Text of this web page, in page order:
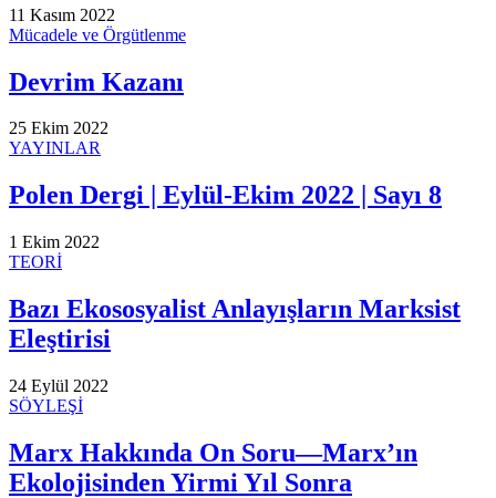
11 Kasım 2022
Mücadele ve Örgütlenme
Devrim Kazanı
25 Ekim 2022
YAYINLAR
Polen Dergi | Eylül-Ekim 2022 | Sayı 8
1 Ekim 2022
TEORİ
Bazı Ekososyalist Anlayışların Marksist
Eleştirisi
24 Eylül 2022
SÖYLEŞİ
Marx Hakkında On Soru—Marx’ın
Ekolojisinden Yirmi Yıl Sonra